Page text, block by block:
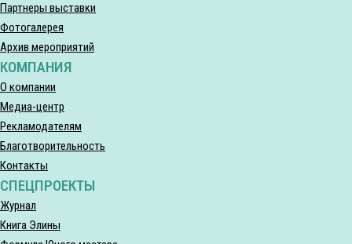
Партнеры выставки
Фотогалерея
Архив мероприятий
КОМПАНИЯ
О компании
Медиа-центр
Рекламодателям
Благотворительность
Контакты
СПЕЦПРОЕКТЫ
Журнал
Книга Элины